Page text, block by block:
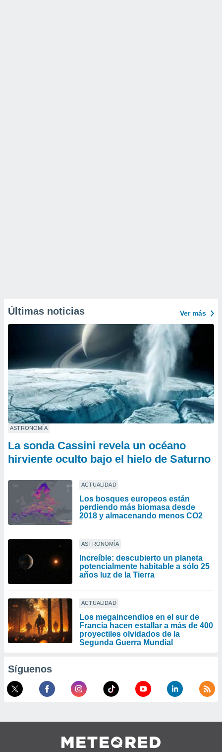
Últimas noticias Ver más
ASTRONOMÍA
La sonda Cassini revela un océano
hirviente oculto bajo el hielo de Saturno
ACTUALIDAD
Los bosques europeos están
perdiendo más biomasa desde
2018 y almacenando menos CO2
ASTRONOMÍA
Increíble: descubierto un planeta
potencialmente habitable a sólo 25
años luz de la Tierra
ACTUALIDAD
Los megaincendios en el sur de
Francia hacen estallar a más de 400
proyectiles olvidados de la
Segunda Guerra Mundial
Síguenos